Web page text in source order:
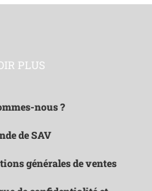
PLUS
nous ?
de SAV
générales de ventes